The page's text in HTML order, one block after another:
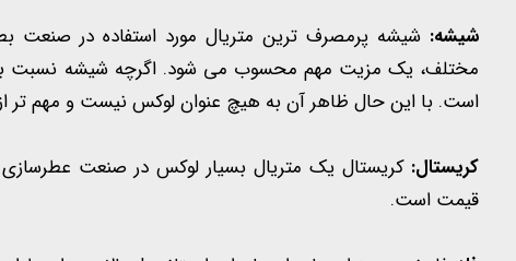
شیشه: شیشه پرمصرف ترین متریال مورد استفاده در
مختلف، یک مزیت مهم محسوب می شود. اگرچه شیشه نسبت به
است. با این حال ظاهر آن به هیچ عنوان لوکس نیست و مهم تر
کریستال: کریستال یک متریال بسیار لوکس در صنعت
قیمت است.